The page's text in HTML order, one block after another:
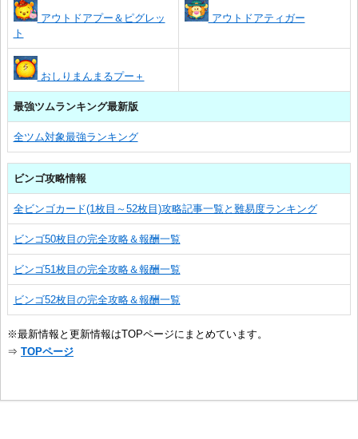
アウトドアプー＆ピグレッ
ト
アウトドアティガー
おしりまんまるプー＋
最強ツムランキング最新版
全ツム対象最強ランキング
ビンゴ攻略情報
全ビンゴカード(1枚目～52枚目)攻略記事一覧と難易度ランキング
ビンゴ50枚目の完全攻略＆報酬一覧
ビンゴ51枚目の完全攻略＆報酬一覧
ビンゴ52枚目の完全攻略＆報酬一覧
※最新情報と更新情報はTOPページにまとめています。
⇒ TOPページ